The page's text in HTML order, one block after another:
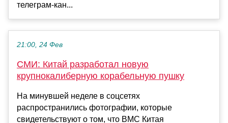
телеграм-кан...
21:00, 24 Фев
СМИ: Китай разработал новую
крупнокалиберную корабельную пушку
На минувшей неделе в соцсетях
распространились фотографии, которые
свидетельствуют о том, что ВМС Китая